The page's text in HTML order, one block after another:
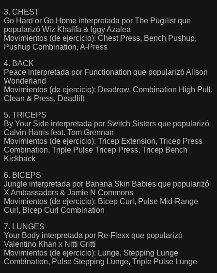
3. CHEST
Go Hard or Go Home interpretada por The Pugilist que
popularizó Wiz Khalifa & Iggy Azalea
Movimientos (de ejercicio): Chest Press, Bench Pushup,
Pushup Combination, A-Press
4. BACK
Peace interpretada por Functionation que popularizó Alison
Wonderland
Movimientos (de ejercicio): Deadrow, Combination High Pull,
Clean & Press, Deadlift
5. TRICEPS
By Your Side interpretada por Switch Sisters que popularizó
Calvin Harris feat. Tom Grennan
Movimientos (de ejercicio): Tricep Extension, Tricep Press
Combination, Triple Pulse Tricep Press, Tricep Bench
Kickback
6. BICEPS
Jungle interpretada por Banana Skin Babies que popularizó
X Ambassadors & Jamie N Commons
Movimientos (de ejercicio): Bicep Curl, Pulse Mid-Range
Curl, Bicep Curl Combination
7. LUNGES
Your Body interpretada por Re-Flexx que popularizó
Valentino Khan x Nitti Gritti
Movimientos (de ejercicio): Lunge, Stepping Lunge
Combination, Pulse Stepping Lunge, Triple Pulse Lunge